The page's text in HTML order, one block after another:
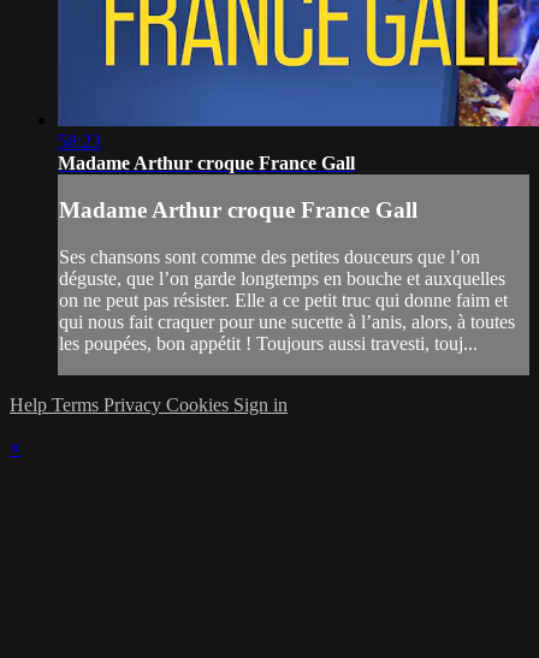
58:23
Madame Arthur croque France Gall
Madame Arthur croque France Gall
Ses chansons sont comme des petites douceurs que l’on
déguste, que l’on garde longtemps en bouche et auxquelles
on ne peut pas résister. Elle a ce petit truc qui donne faim et
qui nous fait craquer pour une sucette à l’anis, alors, à toutes
les poupées, bon appétit ! Toujours aussi travesti, touj...
Help Terms Privacy Cookies Sign in
×